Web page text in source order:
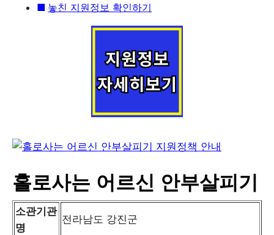
놓친 지원정보 확인하기
홀로사는 어르신 안부살피기
소관기관
명
전라남도 강진군